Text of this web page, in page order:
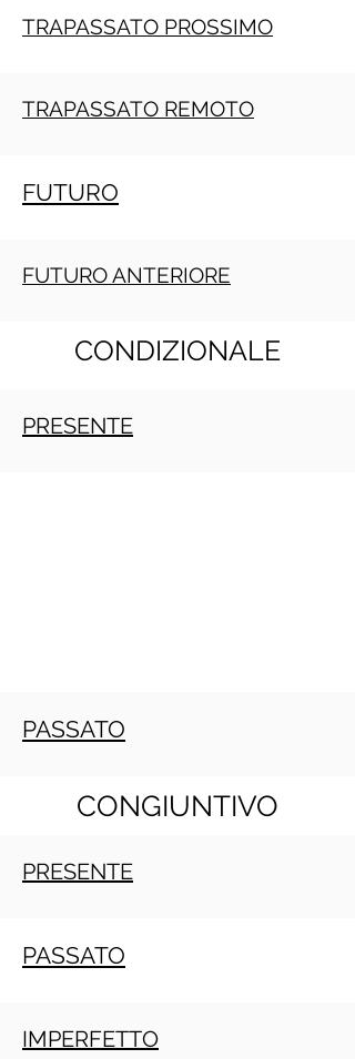
TRAPASSATO PROSSIMO
TRAPASSATO REMOTO
FUTURO
FUTURO ANTERIORE
CONDIZIONALE
PRESENTE
PASSATO
CONGIUNTIVO
PRESENTE
PASSATO
IMPERFETTO